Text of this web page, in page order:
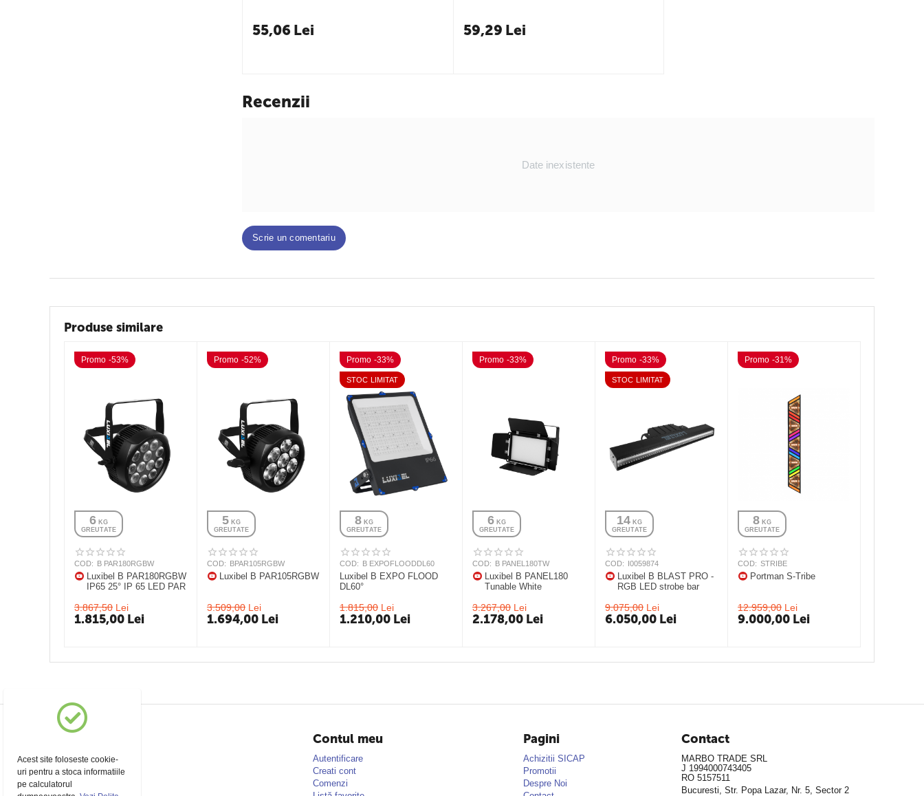
55,06 Lei 59,29 Lei
Recenzii
Date inexistente
Scrie un comentariu
Produse similare
Promo -53%
6 KG
GREUTATE
COD: B PAR180RGBW
Luxibel B PAR180RGBW
IP65 25° IP 65 LED PAR
3.867,50 Lei
1.815,00 Lei
Promo -52%
5 KG
GREUTATE
COD: BPAR105RGBW
Luxibel B PAR105RGBW
3.509,00 Lei
1.694,00 Lei
Promo -33%
STOC LIMITAT
8 KG
GREUTATE
COD: B EXPOFLOODDL60
Luxibel B EXPO FLOOD
DL60°
1.815,00 Lei
1.210,00 Lei
Promo -33%
6 KG
GREUTATE
COD: B PANEL180TW
Luxibel B PANEL180
Tunable White
3.267,00 Lei
2.178,00 Lei
Promo -33%
STOC LIMITAT
14 KG
GREUTATE
COD: I0059874
Luxibel B BLAST PRO -
RGB LED strobe bar
9.075,00 Lei
6.050,00 Lei
Promo -31%
8 KG
GREUTATE
COD: STRIBE
Portman S-Tribe
12.959,00 Lei
9.000,00 Lei
Contul meu
Autentificare
Creati cont
Comenzi
Pagini
Achizitii SICAP
Promotii
Despre Noi
Contact
MARBO TRADE SRL
J 1994000743405
RO 5157511
Bucuresti, Str. Popa Lazar, Nr. 5, Sector 2
Acest site foloseste cookie-
uri pentru a stoca informatiile
pe calculatorul